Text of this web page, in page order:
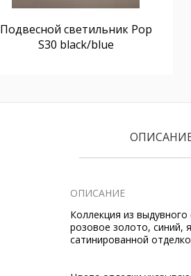
Подвесной светильник Pop
S30 black/blue
ОПИСАНИЕ
Коллекция из
розовое золото, синий,
сатинированной